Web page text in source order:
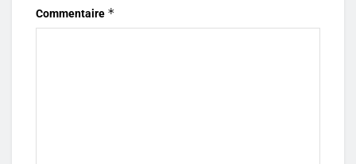
Commentaire *